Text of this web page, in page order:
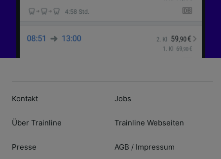
Kontakt
Über Trainline
Presse
Jobs
Trainline Webseiten
AGB / Impressum